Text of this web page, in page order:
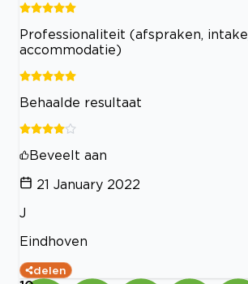
Professionaliteit (afspraken, intake,
accommodatie)
Behaalde resultaat
Beveelt aan
21 January 2022
J
Eindhoven
delen